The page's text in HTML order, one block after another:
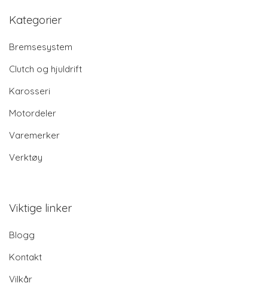
Kategorier
Bremsesystem
Clutch og hjuldrift
Karosseri
Motordeler
Varemerker
Verktøy
Viktige linker
Blogg
Kontakt
Vilkår